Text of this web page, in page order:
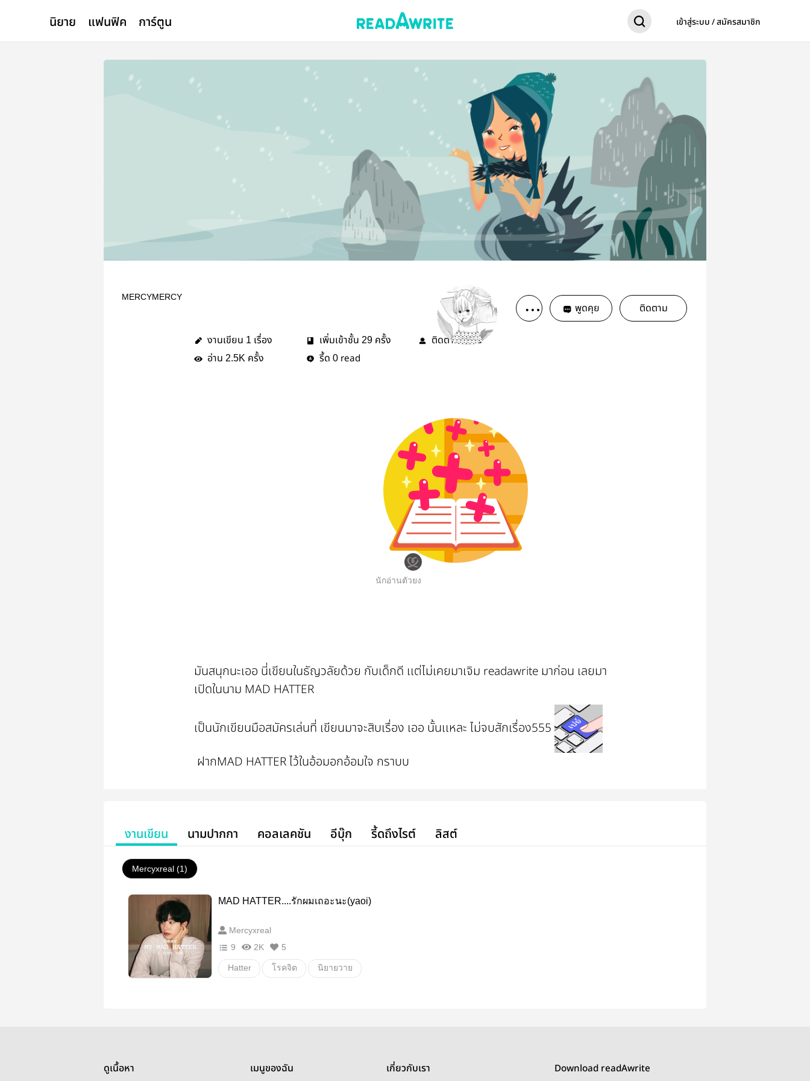
นิยาย แฟนฟิค การ์ตูน เข้าสู่ระบบ / สมัครสมาชิก
MERCYMERCY
พูดคุย ติดตาม
งานเขียน 1 เรื่อง เพิ่มเข้าชั้น 29 ครั้ง ติดตาม0คน
อ่าน 2.5K ครั้ง รี้ด 0 read
นักอ่านตัวยง
มันสนุกนะเออ นี่เขียนในธัญวลัยด้วย กับเด็กดี เเต่ไม่เคยมาเจิม readawrite มาก่อน เลยมา
เปิดในนาม MAD HATTER
เป็นนักเขียนมือสมัครเล่นที่ เขียนมาจะสิบเรื่อง เออ นั้นเเหละ ไม่จบสักเรื่อง555
ฝากMAD HATTER ไว้ในอ้อมอกอ้อมใจ กราบบ
งานเขียน นามปากกา คอลเลคชัน อีบุ๊ก รี้ดถึงไรต์ ลิสต์
Mercyxreal (1)
MAD HATTER....รักผมเถอะนะ(yaoi)
Mercyxreal
9
2K 5
Hatter โรคจิต นิยายวาย
ดูเนื้อหา เมนูของฉัน เกี่ยวกับเรา Download readAwrite